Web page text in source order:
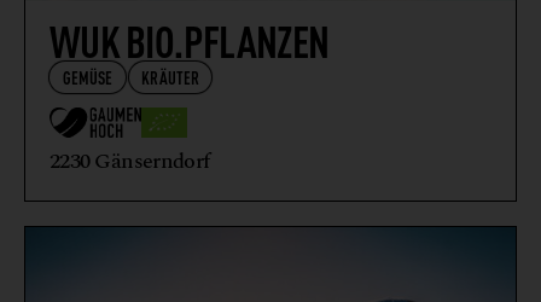
WUK BIO.PFLANZEN
GEMÜSE KRÄUTER
2230 Gänserndorf